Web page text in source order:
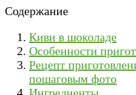
Содержание
Киви в шоколаде
Особенности
Рецепт
пошаговым фото